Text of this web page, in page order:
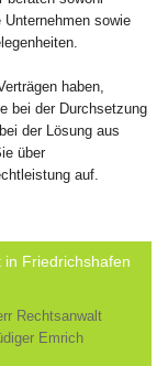
sowie
haben,
bei der Durchsetzung
der Lösung aus
über
auf.
in Friedrichshafen
Rechtsanwalt
Emrich